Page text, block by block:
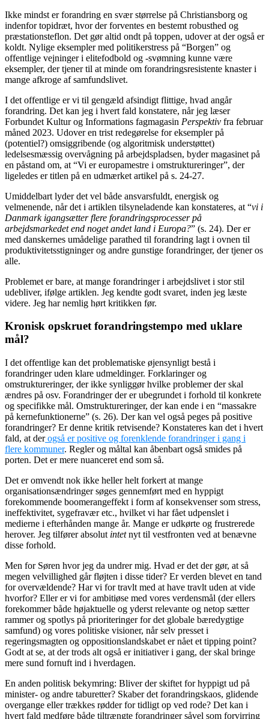
Ikke mindst er forandring en svær størrelse på Christiansborg og
indenfor topidræt, hvor der forventes en bestemt robusthed og
præstationsteflon. Det gør altid ondt på toppen, udover at der også er
koldt. Nylige eksempler med politikerstress på “Borgen” og
offentlige vejninger i elitefodbold og -svømning kunne være
eksempler, der tjener til at minde om forandringsresistente knaster i
mange afkroge af samfundslivet.
I det offentlige er vi til gengæld afsindigt flittige, hvad angår
forandring. Det kan jeg i hvert fald konstatere, når jeg læser
Forbundet Kultur og Informations fagmagasin Perspektiv fra februar
måned 2023. Udover en trist redegørelse for eksempler på
(potentiel?) omsiggribende (og algoritmisk understøttet)
ledelsesmæssig overvågning på arbejdspladsen, byder magasinet på
en påstand om, at “Vi er europamestre i omstruktureringer”, der
ligeledes er titlen på en udmærket artikel på s. 24-27.
Umiddelbart lyder det vel både ansvarsfuldt, energisk og
velmenende, når det i artiklen tilsyneladende kan konstateres, at “vi i
Danmark igangsætter flere forandringsprocesser på
arbejdsmarkedet end noget andet land i Europa?” (s. 24). Der er
med danskernes umådelige parathed til forandring lagt i ovnen til
produktivitetsstigninger og andre gunstige forandringer, der tjener os
alle.
Problemet er bare, at mange forandringer i arbejdslivet i stor stil
udebliver, ifølge artiklen. Jeg kendte godt svaret, inden jeg læste
videre. Jeg har nemlig hørt kritikken før.
Kronisk opskruet forandringstempo med uklare
mål?
I det offentlige kan det problematiske øjensynligt bestå i
forandringer uden klare udmeldinger. Forklaringer og
omstruktureringer, der ikke synliggør hvilke problemer der skal
ændres på osv. Forandringer der er ubegrundet i forhold til konkrete
og specifikke mål. Omstruktureringer, der kan ende i en “massakre
på kernefunktionerne” (s. 26). Der kan vel også peges på positive
forandringer? Er denne kritik retvisende? Konstateres kan det i hvert
fald, at derogså er positive og forenklende forandringer i gang i
flere kommuner. Regler og måltal kan åbenbart også smides på
porten. Det er mere nuanceret end som så.
Det er omvendt nok ikke heller helt forkert at mange
organisationsændringer søges gennemført med en hyppigt
forekommende boomerangeffekt i form af konsekvenser som stress,
ineffektivitet, sygefravær etc., hvilket vi har fået udpenslet i
medierne i efterhånden mange år. Mange er udkørte og frustrerede
herover. Jeg tilfører absolut intetnyt til vestfronten ved at benævne
disse forhold.
Men for Søren hvor jeg da undrer mig. Hvad er det der gør, at så
megen velvillighed går fløjten i disse tider? Er verden blevet en tand
for overvældende? Har vi for travlt med at have travlt uden at vide
hvorfor? Eller er vi for ambitiøse med vores verdensmål (der ellers
forekommer både højaktuelle og yderst relevante og netop sætter
rammer og spotlys på prioriteringer for det globale bæredygtige
samfund) og vores politiske visioner, når selv presset i
regeringsmagten og oppositionslandskabet er nået et tipping point?
Godt at se, at der trods alt også er initiativer i gang, der skal bringe
mere sund fornuft ind i hverdagen.
En anden politisk bekymring: Bliver der skiftet for hyppigt ud på
minister- og andre taburetter? Skaber det forandringskaos, glidende
overgange eller trækkes rødder for tidligt op ved rode? Det kan i
hvert fald medføre både tiltrængte forandringer såvel som forvirring